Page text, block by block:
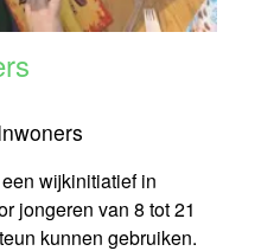
wijkinitiatief in
jongeren van 8 tot 21
kunnen gebruiken.